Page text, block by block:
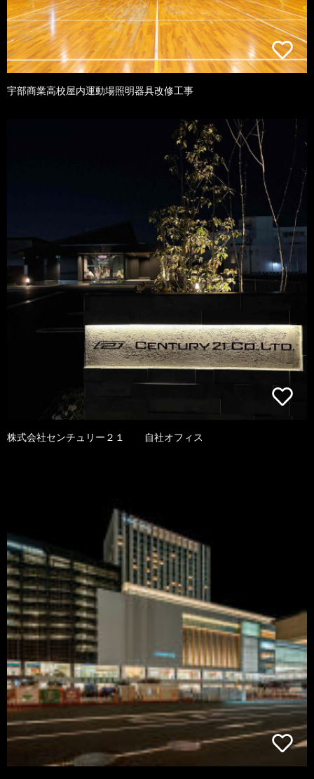
宇部商業高校屋内運動場照明器具改修工事
株式会社センチュリー２１ 自社オフィス